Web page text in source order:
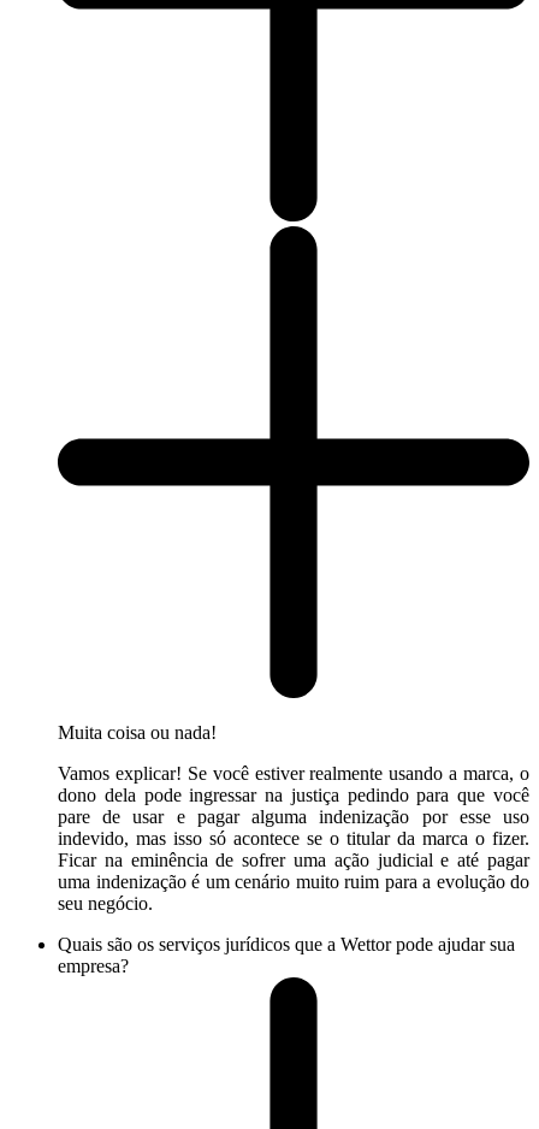
Muita coisa ou nada!
Vamos explicar! Se você estiver realmente usando a marca, o
dono dela pode ingressar na justiça pedindo para que você
pare de usar e pagar alguma indenização por esse uso
indevido, mas isso só acontece se o titular da marca o fizer.
Ficar na eminência de sofrer uma ação judicial e até pagar
uma indenização é um cenário muito ruim para a evolução do
seu negócio.
Quais são os serviços jurídicos que a Wettor pode ajudar sua
empresa?